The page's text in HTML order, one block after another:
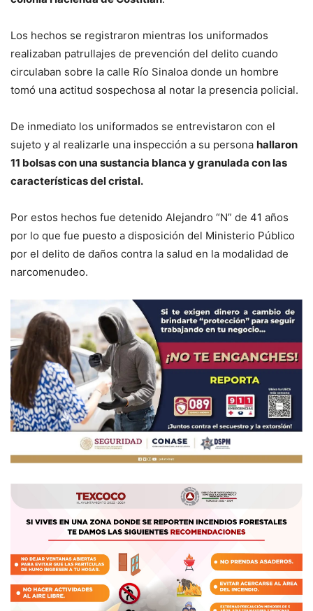
Los hechos se registraron mientras los uniformados
realizaban patrullajes de prevención del delito cuando
circulaban sobre la calle Río Sinaloa donde un hombre
tomó una actitud sospechosa al notar la presencia policial.
De inmediato los uniformados se entrevistaron con el
sujeto y al realizarle una inspección a su persona hallaron
11 bolsas con una sustancia blanca y granulada con las
características del cristal.
Por estos hechos fue detenido Alejandro “N” de 41 años
por lo que fue puesto a disposición del Ministerio Público
por el delito de daños contra la salud en la modalidad de
narcomenudeo.